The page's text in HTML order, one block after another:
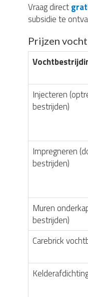
Vraag direct
subsidie te
Prijzen
Injecteren
bestrijden)
Impregneren
bestrijden)
Muren
bestrijden)
Carebrick